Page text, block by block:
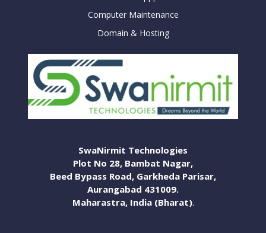
Computer Maintenance
Domain & Hosting
SwaNirmit Technologies
Plot No 28, Bambat Nagar,
Beed Bypass Road, Garkheda Parisar,
Aurangabad 431009.
Maharastra, India (Bharat).